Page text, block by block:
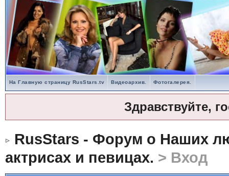
На Главную страницу RusStars.tv Видеоархив. Фотогалерея.
Здравствуйте,
RusStars - Форум о Наших
актрисах и певицах. > Вход